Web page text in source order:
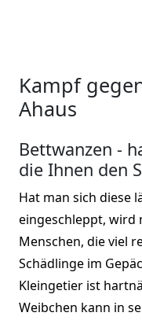
Kampf
Ahaus
Bettwanzen -
die Ihnen den
Hat man sich diese
eingeschleppt, wird
Menschen, die viel
Schädlinge im
Kleingetier ist
Weibchen kann in